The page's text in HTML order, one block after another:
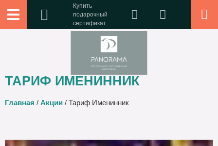
Купить
подарочный
сертификат
ТАРИФ ИМЕНИННИК
Главная / Акции / Тариф Именинник